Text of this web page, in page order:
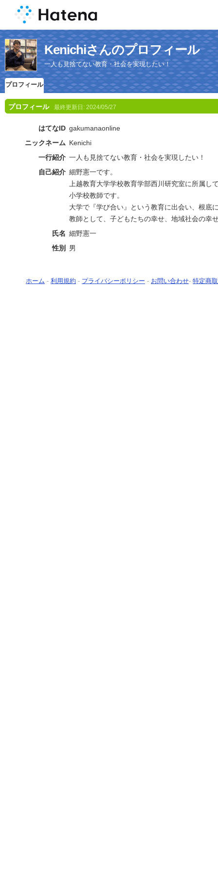
Kenichiさんのプロフィール
一人も見捨てない教育・社会を実現したい！
プロフィール
プロフィール 最終更新日: 2024/05/27
はてなID gakumanaonline
ニックネーム Kenichi
一行紹介 一人も見捨てない教育・社会を実現したい！
自己紹介 細野憲一です。
上越教育大学学校教育学部西川研究室に所属し
小学校教師です。
大学で『学び合い』という教育に出会い、根底
教師として、子どもたちの幸せ、地域社会の幸
氏名 細野憲一
性別
男
ホーム - 利用規約 - プライバシーポリシー - お問い合わせ- 特定商